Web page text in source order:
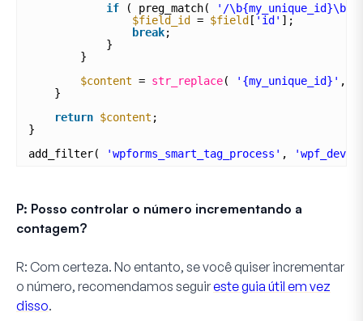
if
( preg_match( '/\b{my_unique_id}\b/'
$field_id
= $field [ 'id' ];
break;
}
}
$content = str_replace( '{my_unique_id}' ,
}
return $content ;
}
add_filter(
'wpforms_smart_tag_process' ,
P: Posso controlar o número incrementando a
contagem?
R: Com certeza. No entanto, se você quiser incrementar
o número, recomendamos seguireste guia útil em vez
disso.